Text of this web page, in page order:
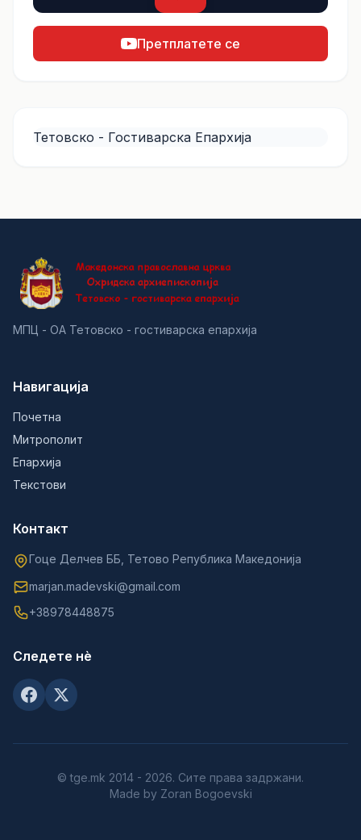
Претплатете се
Тетовско - Гостиварска Епархија
МПЦ - ОА Тетовско - гостиварска епархија
Навигација
Почетна
Митрополит
Епархија
Текстови
Контакт
Гоце Делчев ББ, Тетово Република Македонија
marjan.madevski@gmail.com
+38978448875
Следете нè
© tge.mk 2014 - 2026. Сите права задржани.
Made by Zoran Bogoevski